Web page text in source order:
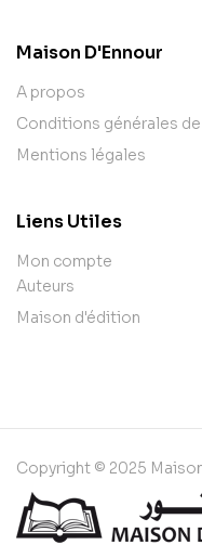
Maison D'Ennour
A propos
Conditions générales
Mentions légales
Liens Utiles
Mon compte
Auteurs
Maison d'édition
Copyright © 2025